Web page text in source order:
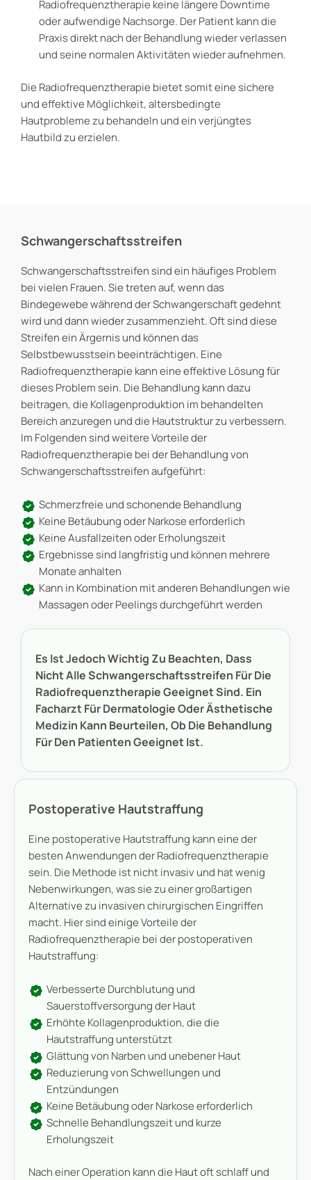
Radiofrequenztherapie keine längere Downtime
oder aufwendige Nachsorge. Der Patient kann die
Praxis direkt nach der Behandlung wieder verlassen
und seine normalen Aktivitäten wieder aufnehmen.
Die Radiofrequenztherapie bietet somit eine sichere
und effektive Möglichkeit, altersbedingte
Hautprobleme zu behandeln und ein verjüngtes
Hautbild zu erzielen.
Schwangerschaftsstreifen
Schwangerschaftsstreifen sind ein häufiges Problem
bei vielen Frauen. Sie treten auf, wenn das
Bindegewebe während der Schwangerschaft gedehnt
wird und dann wieder zusammenzieht. Oft sind diese
Streifen ein Ärgernis und können das
Selbstbewusstsein beeinträchtigen. Eine
Radiofrequenztherapie kann eine effektive Lösung für
dieses Problem sein. Die Behandlung kann dazu
beitragen, die Kollagenproduktion im behandelten
Bereich anzuregen und die Hautstruktur zu verbessern.
Im Folgenden sind weitere Vorteile der
Radiofrequenztherapie bei der Behandlung von
Schwangerschaftsstreifen aufgeführt:
Schmerzfreie und schonende Behandlung
Keine Betäubung oder Narkose erforderlich
Keine Ausfallzeiten oder Erholungszeit
Ergebnisse sind langfristig und können mehrere
Monate anhalten
Kann in Kombination mit anderen Behandlungen wie
Massagen oder Peelings durchgeführt werden
Es Ist Jedoch Wichtig Zu Beachten, Dass
Nicht Alle Schwangerschaftsstreifen Für Die
Radiofrequenztherapie Geeignet Sind. Ein
Facharzt Für Dermatologie Oder Ästhetische
Medizin Kann Beurteilen, Ob Die Behandlung
Für Den Patienten Geeignet Ist.
Postoperative Hautstraffung
Eine postoperative Hautstraffung kann eine der
besten Anwendungen der Radiofrequenztherapie
sein. Die Methode ist nicht invasiv und hat wenig
Nebenwirkungen, was sie zu einer großartigen
Alternative zu invasiven chirurgischen Eingriffen
macht. Hier sind einige Vorteile der
Radiofrequenztherapie bei der postoperativen
Hautstraffung:
Verbesserte Durchblutung und
Sauerstoffversorgung der Haut
Erhöhte Kollagenproduktion, die die
Hautstraffung unterstützt
Glättung von Narben und unebener Haut
Reduzierung von Schwellungen und
Entzündungen
Keine Betäubung oder Narkose erforderlich
Schnelle Behandlungszeit und kurze
Erholungszeit
Nach einer Operation kann die Haut oft schlaff und